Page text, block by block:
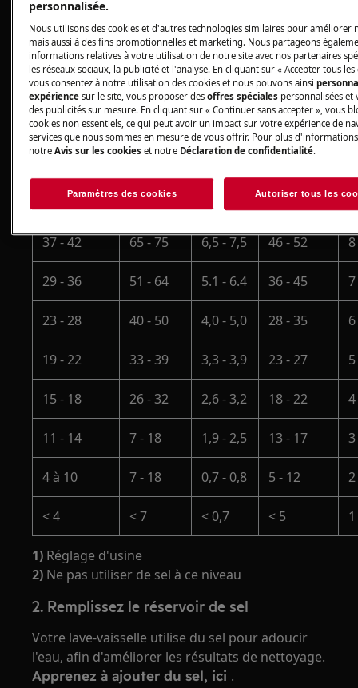
manuel d'utilisation
sur votre modèle.
Degrés
allemands
(°dH)
Degrés
français
(°fH)
mmol/l
Diplômes
Clarke
37 - 42 65 - 75 6,5 - 7,5 46 - 52 8
29 - 36 51 - 64 5.1 - 6.4 36 - 45 7
23 - 28 40 - 50 4,0 - 5,0 28 - 35 6
19 - 22 33 - 39 3,3 - 3,9 23 - 27
15 - 18 26 - 32 2,6 - 3,2 18 - 22 4
11 - 14 7 - 18 1,9 - 2,5 13 - 17 3
4 à 10 7 - 18 0,7 - 0,8 5 - 12 2
< 4 < 7 < 0,7 < 5
1) Réglage d'usine
2) Ne pas utiliser de sel à ce niveau
2. Remplissez le réservoir de sel
Votre lave-vaisselle utilise du sel pour adoucir
l'eau, afin d'améliorer les résultats de nettoyage.
Apprenez à ajouter du sel, ici .
personnalisée.
Nous utilisons des cookies et d'autres technologies similaires pour améliorer
mais aussi à des fins promotionnelles et marketing. Nous partageons
informations relatives à votre utilisation de notre site avec nos partenaires
les réseaux sociaux, la publicité et l'analyse. En cliquant sur « Accepter tous les
vous consentez à notre utilisation des cookies et nous pouvons ainsi
expérience sur le site, vous proposer des offres spécialespersonnalisées et
des publicités sur mesure. En cliquant sur « Continuer sans accepter », vous
cookies non essentiels, ce qui peut avoir un impact sur votre expérience de
services que nous sommes en mesure de vous offrir. Pour plus
notre Avis sur les cookieset notre Déclaration de confidentialité.
Paramètres des cookies Autoriser tous les